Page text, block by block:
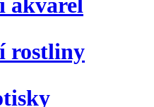
rostliny